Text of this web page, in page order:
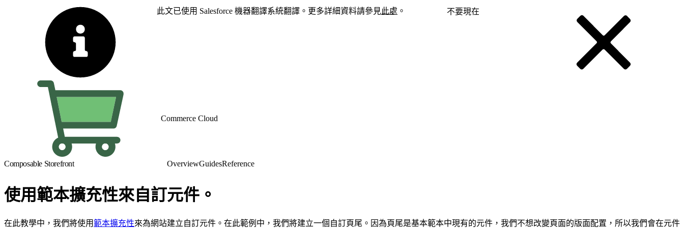
此文已使用 Salesforce 機器翻譯系統翻譯。更多詳細資料請參見此處 。 不要現在
Commerce Cloud
Composable Storefront OverviewGuidesReference
使用範本擴充性來自訂元件。
在此教學中，我們將使用範本擴充性來為網站建立自訂元件。在此範例中，我們將建立一個自訂頁尾。因為頁尾是基本範本中現有的元件，我們不想改變頁面的版面配置，所以我們會在元件